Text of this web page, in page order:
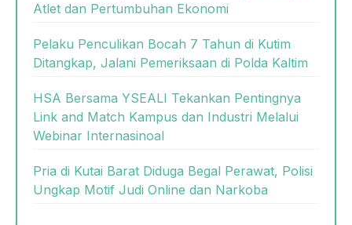
Atlet dan Pertumbuhan Ekonomi
Pelaku Penculikan Bocah 7 Tahun di Kutim
Ditangkap, Jalani Pemeriksaan di Polda Kaltim
HSA Bersama YSEALI Tekankan Pentingnya
Link and Match Kampus dan Industri Melalui
Webinar Internasinoal
Pria di Kutai Barat Diduga Begal Perawat, Polisi
Ungkap Motif Judi Online dan Narkoba